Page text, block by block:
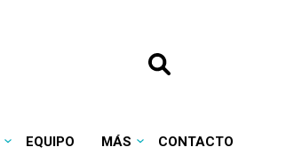
EQUIPO MÁS CONTACTO